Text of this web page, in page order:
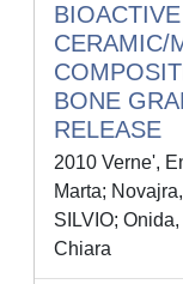
CERAMIC/
BONE
RELEASE
2010 Verne',
Marta;
SILVIO;
Chiara